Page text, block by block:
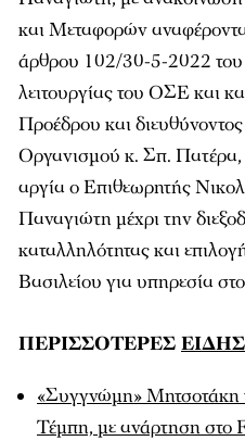
και Μεταφορών
άρθρου 102/30-5-2022
λειτουργίας του ΟΣΕ και
Προέδρου και
Οργανισμού κ. Σπ. Πατέρα,
αργία ο Επιθεωρητής
Παναγιώτη μέχρι την
καταλληλότητας και
Βασιλείου για υπηρεσία
ΠΕΡΙΣΣΟΤΕΡΕΣ
«Συγγνώμη» Μητσοτάκη
Τέμπη, με ανάρτηση στο